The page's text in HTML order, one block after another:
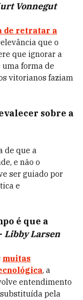
Vonnegut
de retratar a
que o
que ignorar a
forma de
vitorianos faziam
sobre a
de que a
e não o
ser guiado por
e
é que a
- Libby Larsen
muitas
, a
entendimento
pela